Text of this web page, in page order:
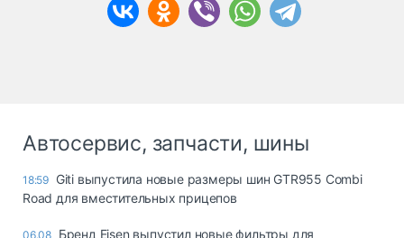
Автосервис, запчасти, шины
18:59 Giti выпустила новые размеры шин GTR955 Combi
Road для вместительных прицепов
06.08 Бренд Eisen выпустил новые фильтры для